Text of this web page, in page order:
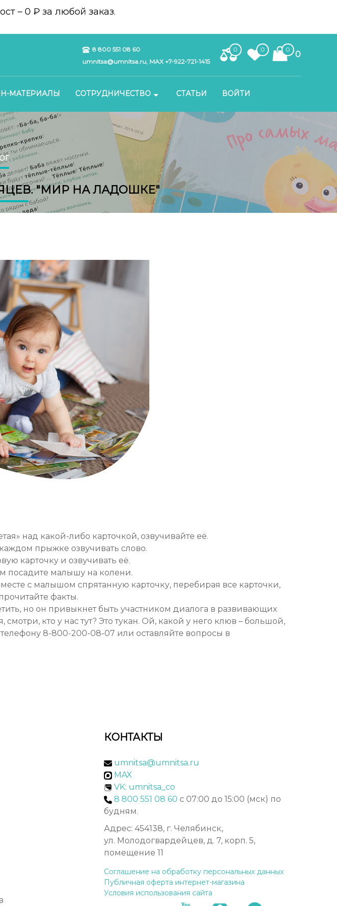
– 0 ₽ за любой заказ.
8 800 551 08 60
umnitsa@umnitsa.ru, MAX +7-922-721-1415
0 0 0
0
МАТЕРИАЛЫ СОТРУДНИЧЕСТВО СТАТЬИ ВОЙТИ
"МИР НА ЛАДОШКЕ"
над какой-либо карточкой, озвучивайте её.
прыжке озвучивать слово.
карточку и озвучивать её.
посадите малышу на колени.
с малышом спрятанную карточку, перебирая все карточки,
факты.
но он привыкнет быть участником диалога в развивающих
кто у нас тут? Это тукан. Ой, какой у него клюв – большой,
8-800-200-08-07 или оставляйте вопросы в
КОНТАКТЫ
umnitsa@umnitsa.ru
MAX
VK: umnitsa_co
8 800 551 08 60 с 07:00 до 15:00 (мск) по
будням.
Адрес: 454138, г. Челябинск,
ул. Молодогвардейцев, д. 7, корп. 5,
помещение 11
Соглашение на обработку персональных данных
Публичная оферта интернет-магазина
Условия использования сайта